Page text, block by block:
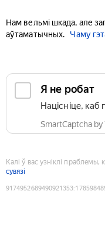
Нам вельмі шкада, але
аўтаматычных.
Чаму
Я не робат
Націсніце, каб
SmartCaptcha by
Калі ў вас узніклі праблемы,
сувязі
9174952689490921353: